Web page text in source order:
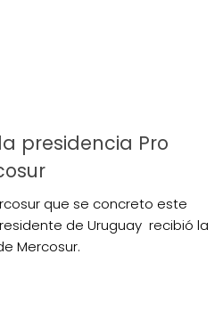
presidencia Pro
que se concreto este
de Uruguay recibió la
Mercosur.